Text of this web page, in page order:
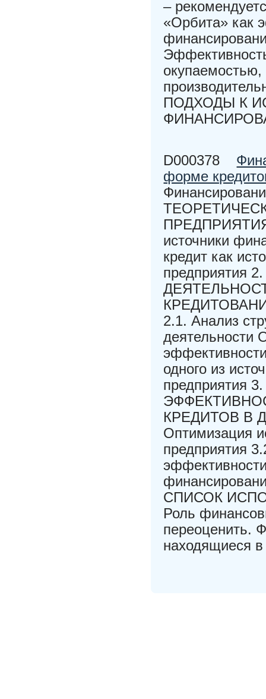
–
«Орбита» как
ПОДХОДЫ К
D000378
форме
источники
кредит как
2.1. Анализ
одного из
КРЕДИТОВ В
Оптимизация
предприятия
СПИСОК
Роль
переоценить.
находящиеся в